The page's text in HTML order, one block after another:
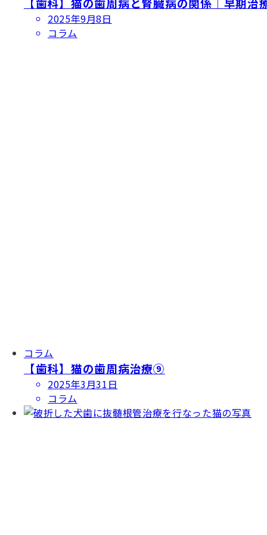
投
稿
2025年9月8日
コラム
コラム
【歯科】猫の歯周病治療⑨
投
稿
日
2025年3月31日
コラム